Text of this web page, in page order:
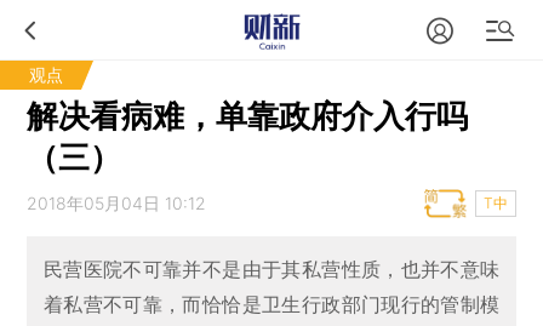
观点
解决看病难，单靠政府介入行吗
（三）
2018年05月04日 10:12 T中
民营医院不可靠并不是由于其私营性质，也并不意味
着私营不可靠，而恰恰是卫生行政部门现行的管制模